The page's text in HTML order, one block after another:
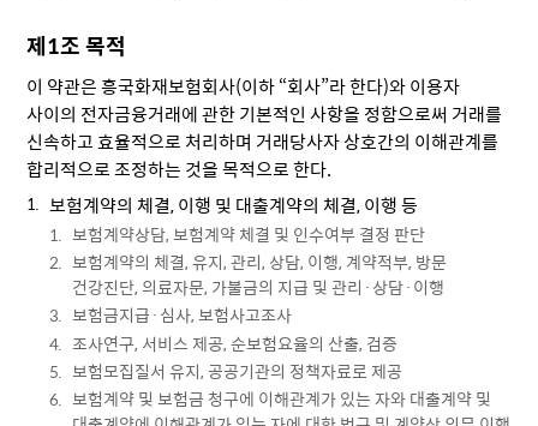
제1조 목적
이 약관은 흥국화재보험회사(이하 “회사”라 한다)와 이용자
사이의 전자금융거래에 관한 기본적인 사항을 정함으로써 거래를
신속하고 효율적으로 처리하며 거래당사자 상호간의 이해관계를
합리적으로 조정하는 것을 목적으로 한다.
보험계약의 체결, 이행 및 대출계약의 체결, 이행 등
보험계약상담, 보험계약 체결 및 인수여부 결정 판단
보험계약의 체결, 유지, 관리, 상담, 이행, 계약적부, 방문
건강진단, 의료자문, 가불금의 지급 및 관리·상담·이행
보험금지급·심사, 보험사고조사
조사연구, 서비스 제공, 순보험요율의 산출, 검증
보험모집질서 유지, 공공기관의 정책자료로 제공
보험계약 및 보험금 청구에 이해관계가 있는 자와 대출계약 및